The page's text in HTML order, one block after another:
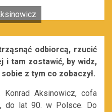
odbiorcą, rzucić
i tam zostawić, by widz,
z tym co zobaczył.
Konrad Aksinowicz, cofa
do lat 90. w Polsce. Do